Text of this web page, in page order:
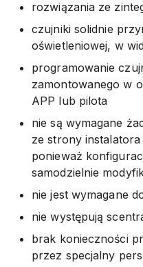
rozwiązania ze
czujniki solidnie
oświetleniowej, w
programowanie
zamontowanego w
APP lub pilota
nie są wymagane
ze strony
ponieważ
samodzielnie
nie jest wymagane
nie występują
brak konieczności
przez specjalny